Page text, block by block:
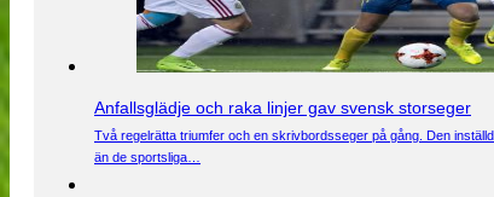
Anfallsglädje och raka linjer gav svensk storseger
Två regelrätta triumfer och en skrivbordsseger på gång. Den
än de sportsliga…